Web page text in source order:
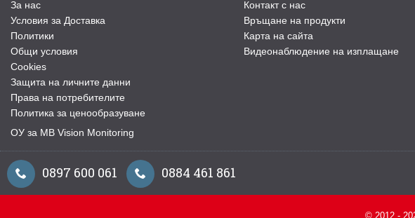
За нас
Условия за Доставка
Политики
Общи условия
Cookies
Защита на личните данни
Права на потребителите
Политика за ценообразуване
ОУ за MB Vision Monitoring
Контакт с нас
Връщане на продукти
Карта на сайта
Видеонаблюдение на изплащане
0897 600 061 0884 461 861
© 2012 -